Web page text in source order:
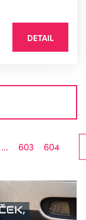
DETAIL
... 603 604